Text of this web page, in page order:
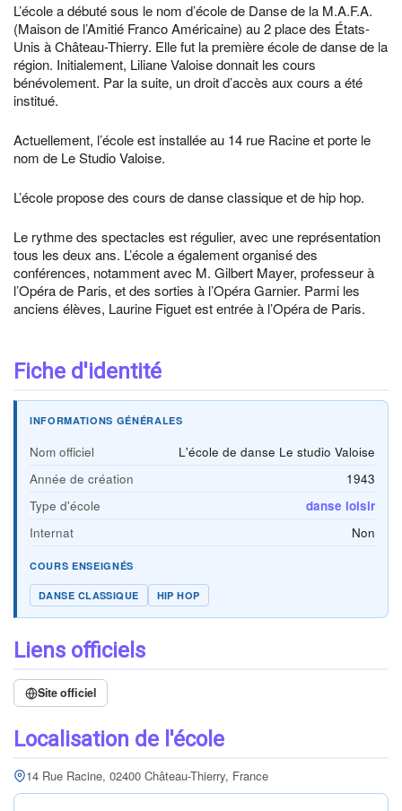
L’école a débuté sous le nom d’école de Danse de la M.A.F.A.
(Maison de l’Amitié Franco Américaine) au 2 place des États-
Unis à Château-Thierry. Elle fut la première école de danse de la
région. Initialement, Liliane Valoise donnait les cours
bénévolement. Par la suite, un droit d’accès aux cours a été
institué.
Actuellement, l’école est installée au 14 rue Racine et porte le
nom de Le Studio Valoise.
L’école propose des cours de danse classique et de hip hop.
Le rythme des spectacles est régulier, avec une représentation
tous les deux ans. L’école a également organisé des
conférences, notamment avec M. Gilbert Mayer, professeur à
l’Opéra de Paris, et des sorties à l’Opéra Garnier. Parmi les
anciens élèves, Laurine Figuet est entrée à l’Opéra de Paris.
Fiche d'identité
INFORMATIONS GÉNÉRALES
Nom officiel
L'école de danse Le studio Valoise
Année de création
1943
Type d'école
danse loisir
Internat
Non
COURS ENSEIGNÉS
DANSE CLASSIQUE HIP HOP
Liens officiels
Site officiel
Localisation de l'école
14 Rue Racine, 02400 Château-Thierry, France